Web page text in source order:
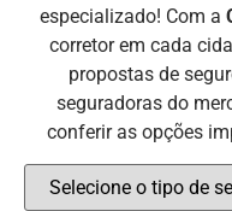
especializado! Com a
corretor em cada
propostas de
seguradoras do
conferir as opções